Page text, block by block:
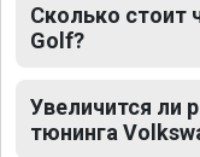
Сколько стоит
Golf?
Увеличится ли
тюнинга